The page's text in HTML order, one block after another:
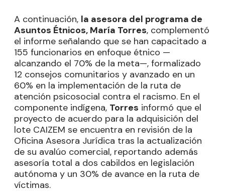
A continuación, la asesora del programa de
Asuntos Étnicos, María Torres, complementó
el informe señalando que se han capacitado a
155 funcionarios en enfoque étnico —
alcanzando el 70% de la meta—, formalizado
12 consejos comunitarios y avanzado en un
60% en la implementación de la ruta de
atención psicosocial contra el racismo. En el
componente indígena, Torres informó que el
proyecto de acuerdo para la adquisición del
lote CAIZEM se encuentra en revisión de la
Oficina Asesora Jurídica tras la actualización
de su avalúo comercial, reportando además
asesoría total a dos cabildos en legislación
autónoma y un 30% de avance en la ruta de
víctimas.